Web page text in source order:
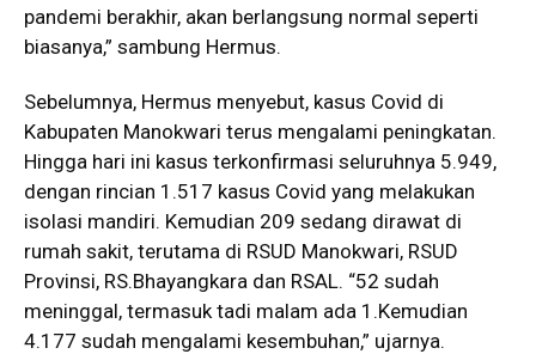
pandemi berakhir, akan berlangsung normal seperti
biasanya,” sambung Hermus.
Sebelumnya, Hermus menyebut, kasus Covid di
Kabupaten Manokwari terus mengalami peningkatan.
Hingga hari ini kasus terkonfirmasi seluruhnya 5.949,
dengan rincian 1.517 kasus Covid yang melakukan
isolasi mandiri. Kemudian 209 sedang dirawat di
rumah sakit, terutama di RSUD Manokwari, RSUD
Provinsi, RS.Bhayangkara dan RSAL. “52 sudah
meninggal, termasuk tadi malam ada 1.Kemudian
4.177 sudah mengalami kesembuhan,” ujarnya.